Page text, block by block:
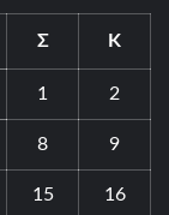
Σ Κ
1 2
8 9
15 16